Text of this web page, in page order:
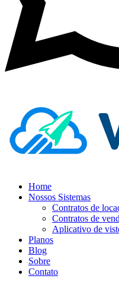
Home
Nossos Sistemas
Contratos de
Contratos de
Aplicativo de
Planos
Blog
Sobre
Contato